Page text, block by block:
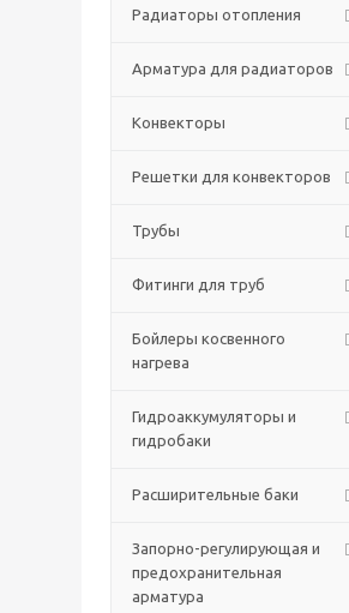
Радиаторы отопления
Арматура для радиаторов
Конвекторы
Решетки для конвекторов
Трубы
Фитинги для труб
Бойлеры косвенного
нагрева
Гидроаккумуляторы и
гидробаки
Расширительные баки
Запорно-регулирующая и
предохранительная
арматура